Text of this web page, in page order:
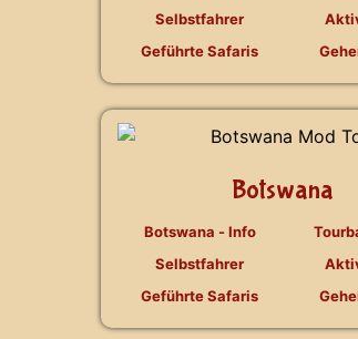
Selbstfahrer
Geführte Safaris
Botswana
Botswana - Info
Selbstfahrer
Geführte Safaris